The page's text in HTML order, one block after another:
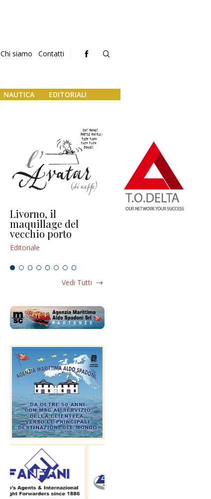
Chi siamo Contatti
NAUTICA EDITORIALI
Livorno, il
maquillage del
vecchio porto
Editoriale
L’uscita di scena di
Vedi Tutti